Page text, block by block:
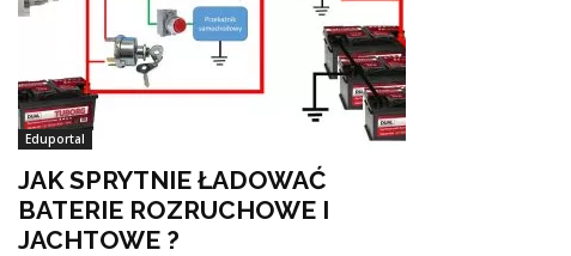
Eduportal
JAK SPRYTNIE ŁADOWAĆ
BATERIE ROZRUCHOWE I
JACHTOWE ?